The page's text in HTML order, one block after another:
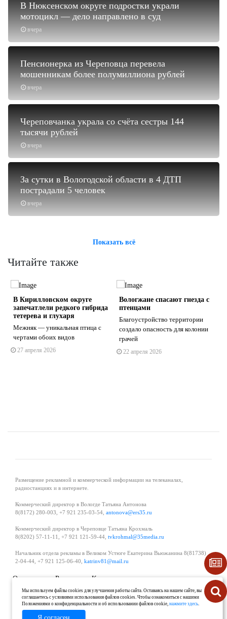
вчера
В Нюксенском округе подростки украли
мотоцикл — дело направлено в суд
вчера
Пенсионерка из Череповца перевела
мошенникам более полумиллиона рублей
вчера
Череповчанка украла со счёта сестры 144
тысячи рублей
вчера
За сутки в Вологодской области в 4 ДТП
пострадали 5 человек
Показать всё
Читайте также
В Кирилловском округе
запечатлели редкого гибрида
тетерева и глухаря
Межняк — уникальная птица с
чертами обоих видов
27 апреля 2026
Вологжане спасают гнезда с
птенцами
Благоустройство территории
создало опасность для колонии
грачей
22 апреля 2026
Размещение рекламной и коммерческой информации на телеканалах,
радиостанциях и в интернете.
Коммерческий директор в Вологде Татьяна Антонова
8(8172) 280-003, +7 921 235-03-54, antonova@ers35.ru
Коммерческий директор в Череповце Татьяна Крохмаль
8(8202) 57-11-11, +7 921 121-59-44, tvkrohmal@35media.ru
Начальник отдела рекламы в Великом Устюге Екатерина Вьюжанина 8(81738)
2-04-44, +7 921 125-06-40, katrinv81@mail.ru
О проекте Реклама
Контакты
Политика в области обработки и защиты персональных данных
Мы используем файлы cookies для улучшения работы сайта. Оставаясь на нашем сайте, вы
соглашаетесь с условиями использования файлов cookies. Чтобы ознакомиться с нашими
Положениями о конфиденциальности и об использовании файлов cookie,нажмите здесь.